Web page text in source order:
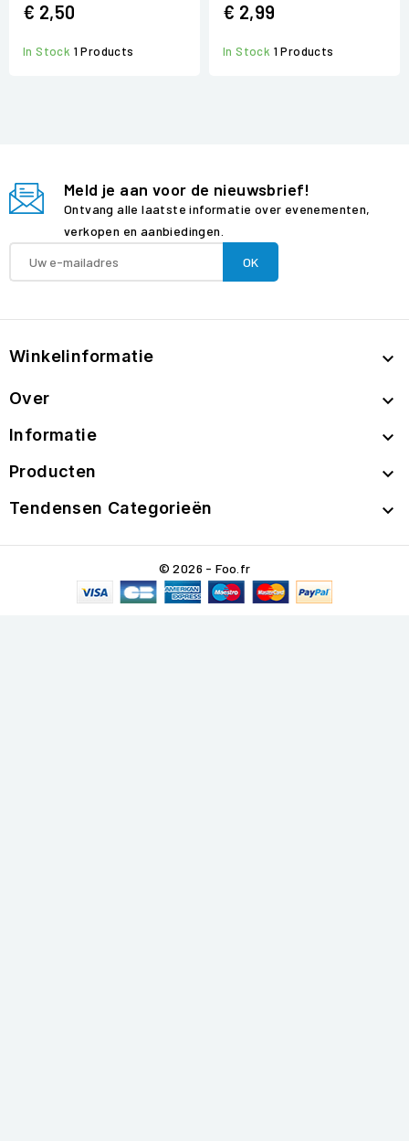
€ 2,50
In Stock 1 Products
€ 2,99
In Stock 1 Products
Meld je aan voor de nieuwsbrief!
Ontvang alle laatste informatie over evenementen,
verkopen en aanbiedingen.
Winkelinformatie 
Over 
Informatie 
Producten 
Tendensen Categorieën 
© 2026 - Foo.fr